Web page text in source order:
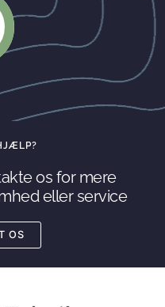
os for mere
eller service
OS